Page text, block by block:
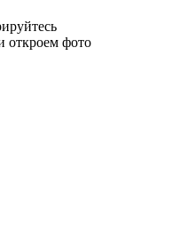
откроем фото